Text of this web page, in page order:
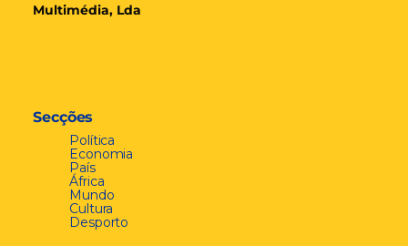
Multimédia, Lda
Secções
Política
Economia
País
África
Mundo
Cultura
Desporto